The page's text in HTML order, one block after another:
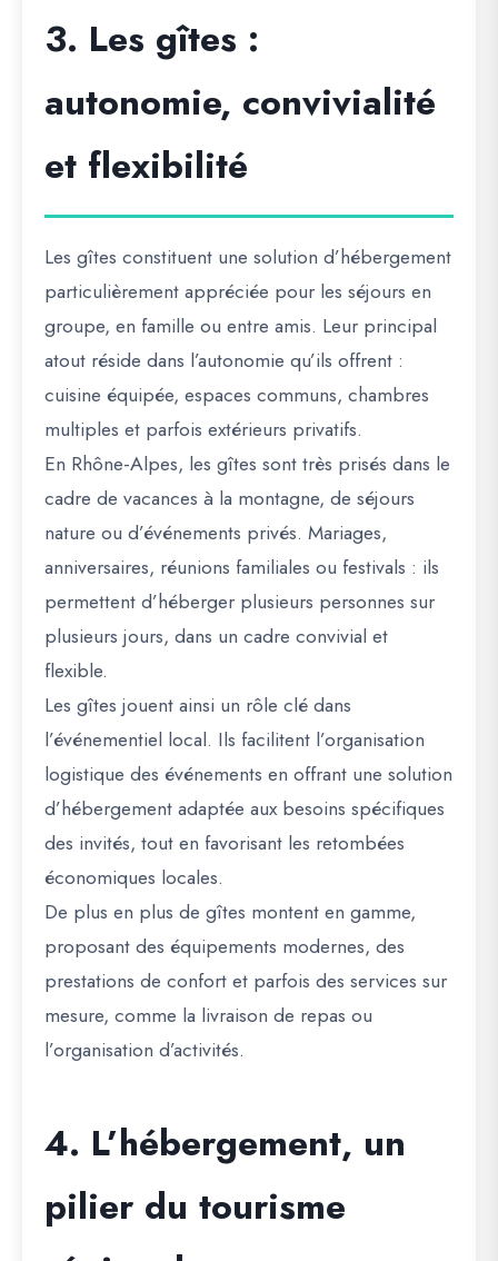
3. Les gîtes :
autonomie, convivialité
et flexibilité
Les gîtes constituent une solution d’hébergement
particulièrement appréciée pour les séjours en
groupe, en famille ou entre amis. Leur principal
atout réside dans l’autonomie qu’ils offrent :
cuisine équipée, espaces communs, chambres
multiples et parfois extérieurs privatifs.
En Rhône-Alpes, les gîtes sont très prisés dans le
cadre de vacances à la montagne, de séjours
nature ou d’événements privés. Mariages,
anniversaires, réunions familiales ou festivals : ils
permettent d’héberger plusieurs personnes sur
plusieurs jours, dans un cadre convivial et
flexible.
Les gîtes jouent ainsi un rôle clé dans
l’événementiel local. Ils facilitent l’organisation
logistique des événements en offrant une solution
d’hébergement adaptée aux besoins spécifiques
des invités, tout en favorisant les retombées
économiques locales.
De plus en plus de gîtes montent en gamme,
proposant des équipements modernes, des
prestations de confort et parfois des services sur
mesure, comme la livraison de repas ou
l’organisation d’activités.
4. L’hébergement, un
pilier du tourisme